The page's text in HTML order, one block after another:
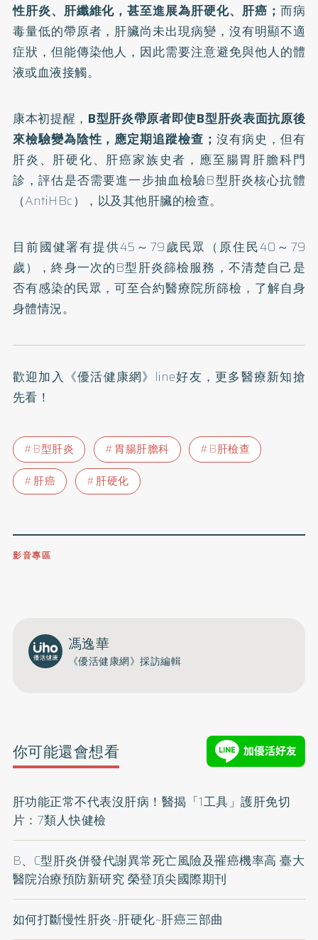
性肝炎、肝纖維化，甚至進展為肝硬化、肝癌； 而病
毒量低的帶原者，肝臟尚未出現病變，沒有明顯不適
症狀，但能傳染他人，因此需要注意避免與他人的體
液或血液接觸。
康本初提醒， B型肝炎帶原者即使B型肝炎表面抗原後
來檢驗變為陰性，應定期追蹤檢查； 沒有病史，但有
肝炎、肝硬化、肝癌家族史者，應至腸胃肝膽科門
診，評估是否需要進一步抽血檢驗B型肝炎核心抗體
（AntiHBc），以及其他肝臟的檢查。
目前國健署有提供45～79歲民眾（原住民40～79
歲），終身一次的B型肝炎篩檢服務，不清楚自己是
否有感染的民眾，可至合約醫療院所篩檢，了解自身
身體情況。
歡迎加入 《優活健康網》line好友 ，更多醫療新知搶
先看！
B型肝炎 胃腸肝膽科
B肝檢查
肝癌
肝硬化
影音專區
馮逸華
《優活健康網》採訪編輯
你可能還會想看
肝功能正常不代表沒肝病！醫揭「1工具」護肝免切
片：7類人快健檢
B、C型肝炎併發代謝異常死亡風險及罹癌機率高 臺大
醫院治療預防新研究 榮登頂尖國際期刊
如何打斷慢性肝炎~肝硬化~肝癌三部曲